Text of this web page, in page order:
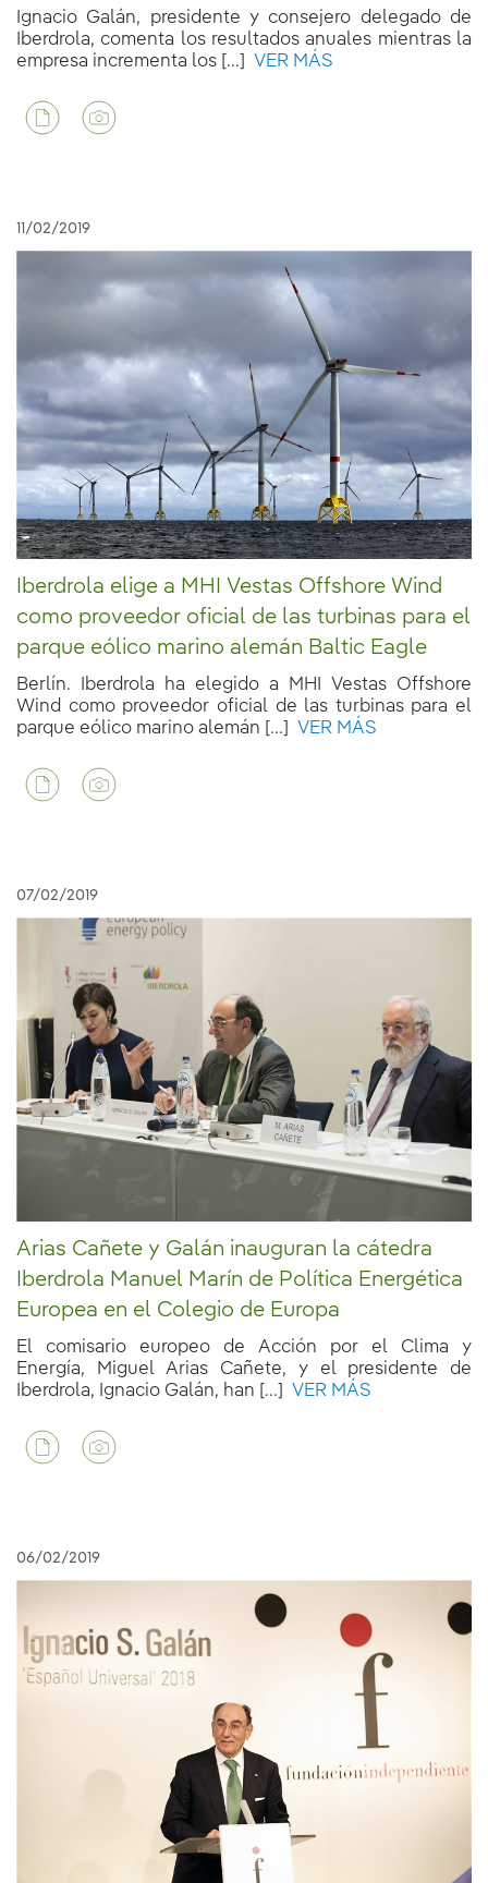
Ignacio Galán, presidente y consejero delegado de
Iberdrola, comenta los resultados anuales mientras la
empresa incrementa los [...]
VER MÁS
11/02/2019
Iberdrola elige a MHI Vestas Offshore Wind
como proveedor oficial de las turbinas para el
parque eólico marino alemán Baltic Eagle
Berlín. Iberdrola ha elegido a MHI Vestas Offshore
Wind como proveedor oficial de las turbinas para el
parque eólico marino alemán [...]
VER MÁS
07/02/2019
Arias Cañete y Galán inauguran la cátedra
Iberdrola Manuel Marín de Política Energética
Europea en el Colegio de Europa
El comisario europeo de Acción por el Clima y
Energía, Miguel Arias Cañete, y el presidente de
Iberdrola, Ignacio Galán, han [...]
VER MÁS
06/02/2019